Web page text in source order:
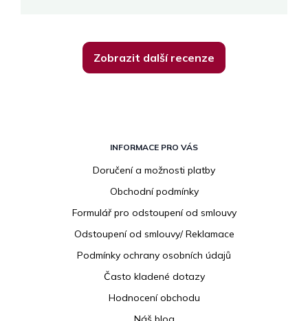
Zobrazit další recenze
INFORMACE PRO VÁS
Doručení a možnosti platby
Obchodní podmínky
Formulář pro odstoupení od smlouvy
Odstoupení od smlouvy/ Reklamace
Podmínky ochrany osobních údajů
Často kladené dotazy
Hodnocení obchodu